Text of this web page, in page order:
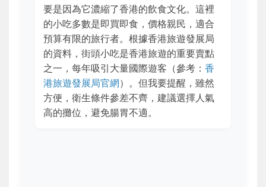
要是因為它濃縮了香港的飲食文化。這裡
的小吃多數是即買即食，價格親民，適合
預算有限的旅行者。根據香港旅遊發展局
的資料，街頭小吃是香港旅遊的重要賣點
之一，每年吸引大量國際遊客（參考：香
港旅遊發展局官網）。但我要提醒，雖然
方便，衛生條件參差不齊，建議選擇人氣
高的攤位，避免腸胃不適。